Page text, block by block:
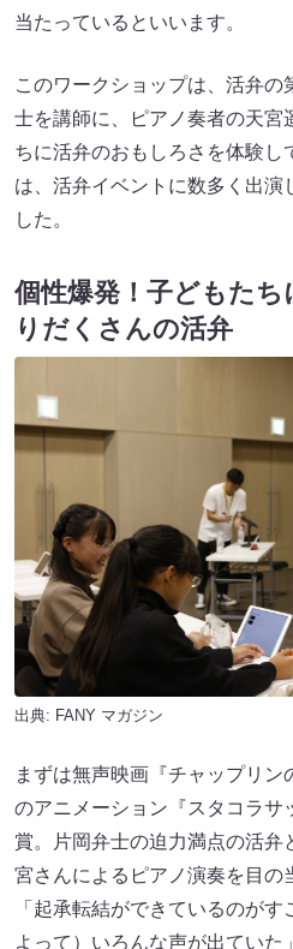
当たっているといいます。
このワークショップは、活弁
士を講師に、ピアノ奏者の天宮
ちに活弁のおもしろさを体験し
は、活弁イベントに数多く出演
した。
個性爆発！子どもた
りだくさんの活弁
出典: FANY マガジン
まずは無声映画『チャップリン
のアニメーション『スタコラサ
賞。片岡弁士の迫力満点の活弁
宮さんによるピアノ演奏を目の
「起承転結ができているのが
よって）いろんな声が出ていた